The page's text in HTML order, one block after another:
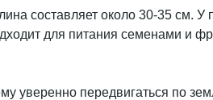
составляет около 30-35 см.
для питания семенами и
уверенно передвигаться по